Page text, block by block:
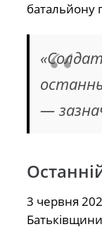
батальйону
—
3 червня